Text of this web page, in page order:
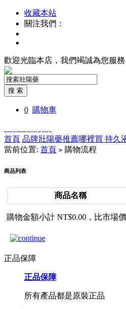
收藏本站
關注我們：
歡迎光臨本店，我們竭誠為您服務
0 購物車
首頁 品牌壯陽藥推薦哪裡買 持久
當前位置: 首頁 > 購物流程
商品列表
商品名稱
購物金額小計 NT$0.00，比市場
正品保障
正品保障
所有產品都是原裝正品